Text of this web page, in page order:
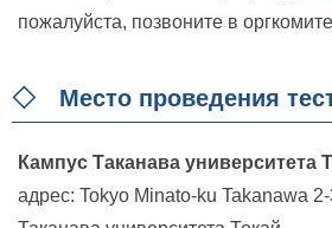
пожалуйста, позвоните в
◇ Место проведения
Кампус Таканава университета
адрес: Tokyo Minato-ku Takanawa